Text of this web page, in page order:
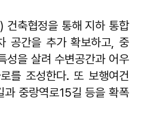
건축협정을 통해 지하 통합
공간을 추가 확보하고, 중
성을 살려 수변공간과 어우
를 조성한다. 또 보행여건
중랑역로15길 등을 확폭